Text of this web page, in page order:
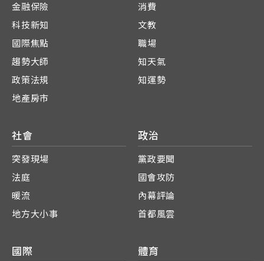
金融保險
科技新知
國際焦點
趨勢大師
政策法規
地產房市
消費
文教
職場
知天氣
知運勢
社會
突發現場
法庭
暖流
地方大小事
政治
黨政要聞
國會攻防
內幕評論
首都風雲
國際 體育